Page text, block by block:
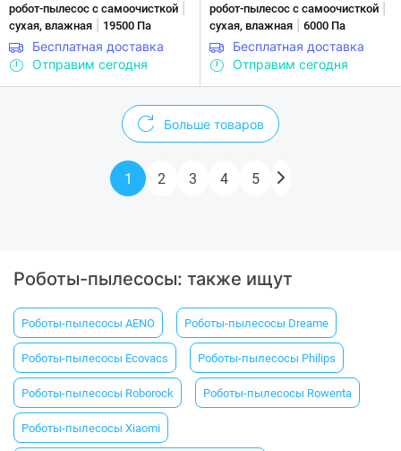
робот-пылесос с самоочисткой
сухая, влажная 19500 Па
Бесплатная доставка
Отправим сегодня
робот-пылесос с самоочисткой
сухая, влажная 6000 Па
Бесплатная доставка
Отправим сегодня
Больше товаров
1 2 3 4 5
Роботы-пылесосы: также ищут
Роботы-пылесосы AENO Роботы-пылесосы Dreame
Роботы-пылесосы Ecovacs Роботы-пылесосы Philips
Роботы-пылесосы Roborock Роботы-пылесосы Rowenta
Роботы-пылесосы Xiaomi